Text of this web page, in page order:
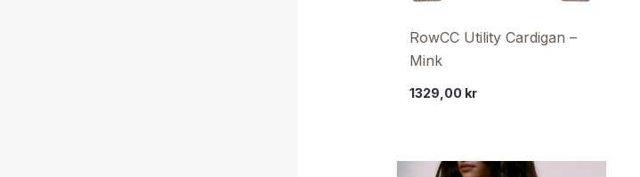
RowCC Utility Cardigan –
Mink
1329,00 kr